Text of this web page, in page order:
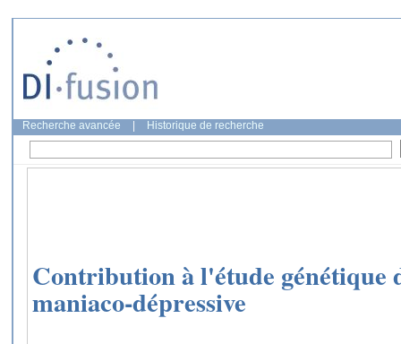
Recherche avancée Historique de recherche
Contribution à l'étude génétique
maniaco-dépressive